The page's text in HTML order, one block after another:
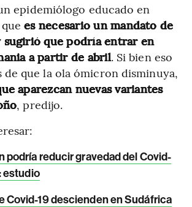
epidemiólogo educado en
quees necesario un mandato de
sugirió que podría entrar en
a partir de abril. Si bien eso
de que la ola ómicron disminuya,
aparezcan nuevas variantes
, predijo.
podría reducir gravedad del Covid-
estudio
Covid-19 descienden en Sudáfrica